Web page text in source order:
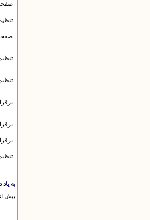
به
پیش